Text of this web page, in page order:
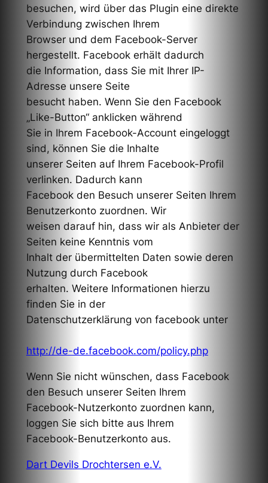
besuchen, wird über das Plugin eine direkte
Verbindung zwischen Ihrem
Browser und dem Facebook-Server
hergestellt. Facebook erhält dadurch
die Information, dass Sie mit Ihrer IP-
Adresse unsere Seite
besucht haben. Wenn Sie den Facebook
„Like-Button“ anklicken während
Sie in Ihrem Facebook-Account eingeloggt
sind, können Sie die Inhalte
unserer Seiten auf Ihrem Facebook-Profil
verlinken. Dadurch kann
Facebook den Besuch unserer Seiten Ihrem
Benutzerkonto zuordnen. Wir
weisen darauf hin, dass wir als Anbieter der
Seiten keine Kenntnis vom
Inhalt der übermittelten Daten sowie deren
Nutzung durch Facebook
erhalten. Weitere Informationen hierzu
finden Sie in der
Datenschutzerklärung von facebook unter
http://de-de.facebook.com/policy.php
Wenn Sie nicht wünschen, dass Facebook
den Besuch unserer Seiten Ihrem
Facebook-Nutzerkonto zuordnen kann,
loggen Sie sich bitte aus Ihrem
Facebook-Benutzerkonto aus.
Dart Devils Drochtersen e.V.